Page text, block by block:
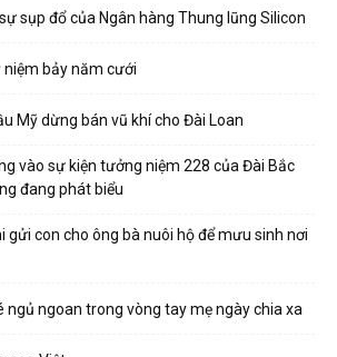
sụp đổ của Ngân hàng Thung lũng Silicon
niệm bảy năm cưới
Mỹ dừng bán vũ khí cho Đài Loan
vào sự kiện tưởng niệm 228 của Đài Bắc
đang phát biểu
gửi con cho ông bà nuôi hộ để mưu sinh nơi
ngủ ngoan trong vòng tay mẹ ngày chia xa